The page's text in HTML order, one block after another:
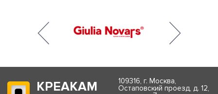
КРЕАКАМ
109316, г. Москва,
Остаповский проезд, д. 12,